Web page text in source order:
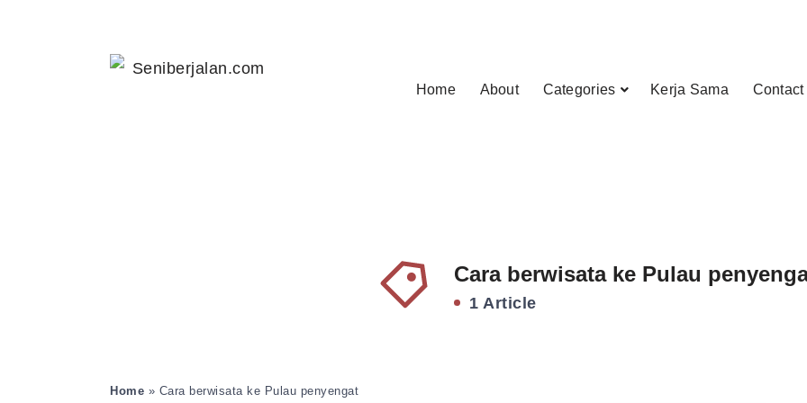
Home About Categories Kerja Sama Contact
Cara berwisata ke Pulau
1 Article
Home » Cara berwisata ke Pulau penyengat